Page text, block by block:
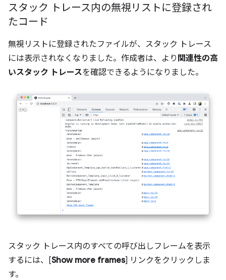
スタック トレース内の無視リストに登録され
たコード
無視リストに登録されたファイルが、スタック トレース
には表示されなくなりました。作成者は、より 関連性の高
いスタック トレースを確認できるようになりました。
スタック トレース内のすべての呼び出しフレームを表示
するには、[Show more frames] リンクをクリックしま
す。